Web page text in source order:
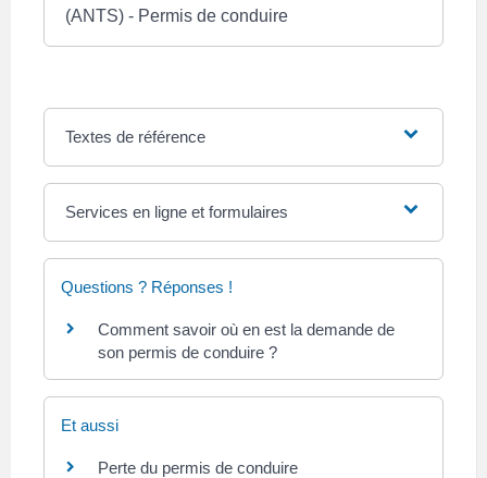
(ANTS) - Permis de conduire
Textes de référence
Services en ligne et formulaires
Questions ? Réponses !
Comment savoir où en est la demande de
son permis de conduire ?
Et aussi
Perte du permis de conduire